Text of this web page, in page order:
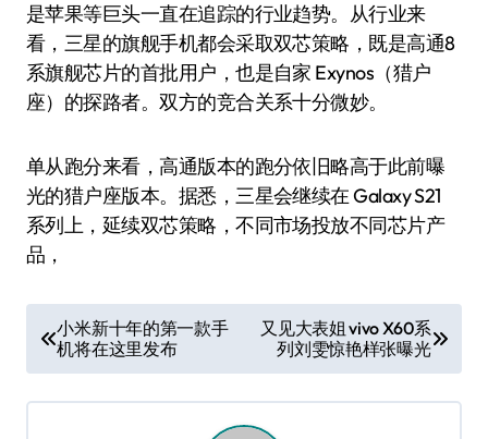
是苹果等巨头一直在追踪的行业趋势。从行业来
看，三星的旗舰手机都会采取双芯策略，既是高通8
系旗舰芯片的首批用户，也是自家 Exynos（猎户
座）的探路者。双方的竞合关系十分微妙。
单从跑分来看，高通版本的跑分依旧略高于此前曝
光的猎户座版本。据悉，三星会继续在 Galaxy S21
系列上，延续双芯策略，不同市场投放不同芯片产
品，
章
导
小米新十年的第一款手
机将在这里发布
又见大表姐 vivo X60系
列刘雯惊艳样张曝光